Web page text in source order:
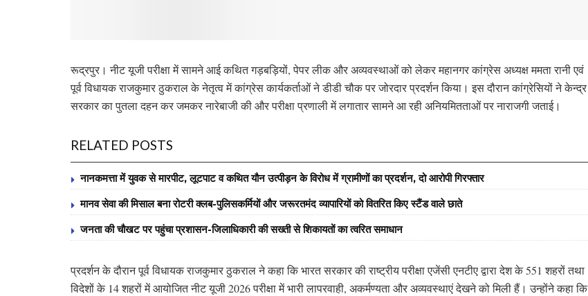
रूद्रपुर। नीट यूजी परीक्षा में सामने आई कथित गड़बड़ियों, पेपर लीक और अव्यवस्थाओं को लेकर महानगर कांग्रेस अध्यक्ष ममता रानी एवं
पूर्व विधायक राजकुमार ठुकराल के नेतृत्व में कांग्रेस कार्यकर्ताओं ने डीडी चौक पर जोरदार प्रदर्शन किया। इस दौरान कांग्रेसियों ने केन्द्र
सरकार का पुतला दहन कर जमकर नारेबाजी की और परीक्षा प्रणाली में लगातार सामने आ रही अनियमितताओं पर नाराजगी जताई।
RELATED POSTS
नानकमत्ता में युवक से मारपीट, लूटपाट व कथित यौन उत्पीड़न के विरोध में ग्रामीणों का प्रदर्शन, दो आरोपी गिरफ्तार
मानव सेवा की मिसाल बना रोटरी क्लब-पुलिसकर्मियों और जरूरतमंद व्यापारियों को वितरित किए स्टैंड वाले छाते
जनता की चौखट पर पहुंचा प्रशासन-जिलाधिकारी की सख्ती से शिकायतों का त्वरित समाधान
प्रदर्शन के दौरान पूर्व विधायक राजकुमार ठुकराल ने कहा कि भारत सरकार की राष्ट्रीय परीक्षा एजेंसी एनटीए द्वारा देश के 551 शहरों तथा
विदेशों के 14 शहरों में आयोजित नीट यूजी 2026 परीक्षा में भारी लापरवाही, अकर्मण्यता और अव्यवस्थाएं देखने को मिली हैं। उन्होंने कहा कि